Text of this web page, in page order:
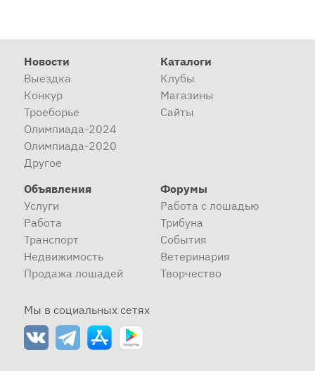
Новости
Выездка
Конкур
Троеборье
Олимпиада-2024
Олимпиада-2020
Другое
Каталоги
Клубы
Магазины
Сайты
Объявления
Услуги
Работа
Транспорт
Недвижимость
Продажа лошадей
Форумы
Работа с лошадью
Трибуна
События
Ветеринария
Творчество
Мы в социальных сетях